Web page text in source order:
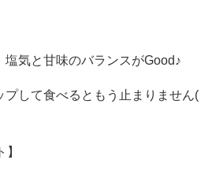
塩気と甘味のバランスがGood♪
プして食べるともう止まりません(